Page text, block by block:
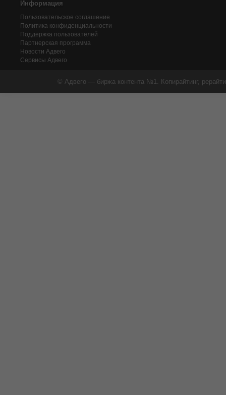
Информация
Пользовательское соглашение
Политика конфиденциальности
Поддержка пользователей
Партнерская программа
Новости Адвего
Сервисы Адвего
© Адвего — биржа контента №1. Копирайтинг,